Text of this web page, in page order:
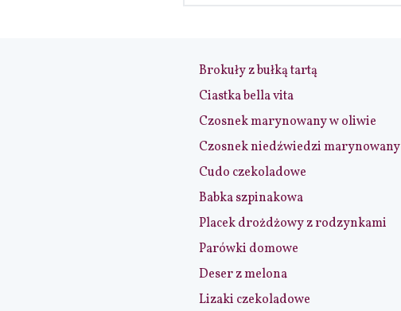
Brokuły z bułką tartą
Ciastka bella vita
Czosnek marynowany w oliwie
Czosnek niedźwiedzi marynowany
Cudo czekoladowe
Babka szpinakowa
Placek drożdżowy z rodzynkami
Parówki domowe
Deser z melona
Lizaki czekoladowe